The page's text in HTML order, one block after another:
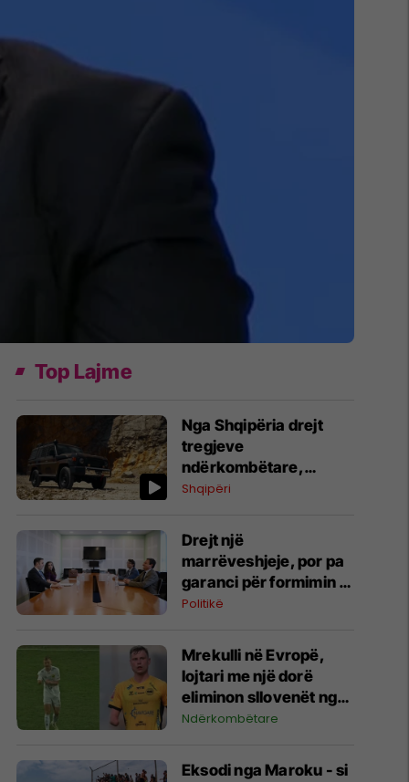
Top Lajme
​Nga Shqipëria drejt
tregjeve
ndërkombëtare,
automjetet ushtarake
të eksportohen në 30
shtete
Shqipëri
Drejt një
marrëveshjeje, por pa
garanci për formimin e
institucioneve
Politikë
Mrekulli në Evropë,
lojtari me një dorë
eliminon sllovenët nga
Liga e Konferencës
Ndërkombëtare
Eksodi nga Maroku - si